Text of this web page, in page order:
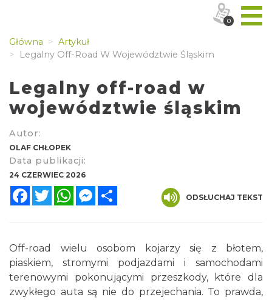
Główna
Artykuł
Legalny Off-Road W Województwie Śląskim
Legalny off-road w
województwie śląskim
Autor:
OLAF CHŁOPEK
Data publikacji:
24 CZERWIEC 2026
FacebookTwitterWhatsAppMessenger
ODSŁUCHAJ TEKST
Off-road wielu osobom kojarzy się z błotem,
piaskiem, stromymi podjazdami i samochodami
terenowymi pokonującymi przeszkody, które dla
zwykłego auta są nie do przejechania. To prawda,
0